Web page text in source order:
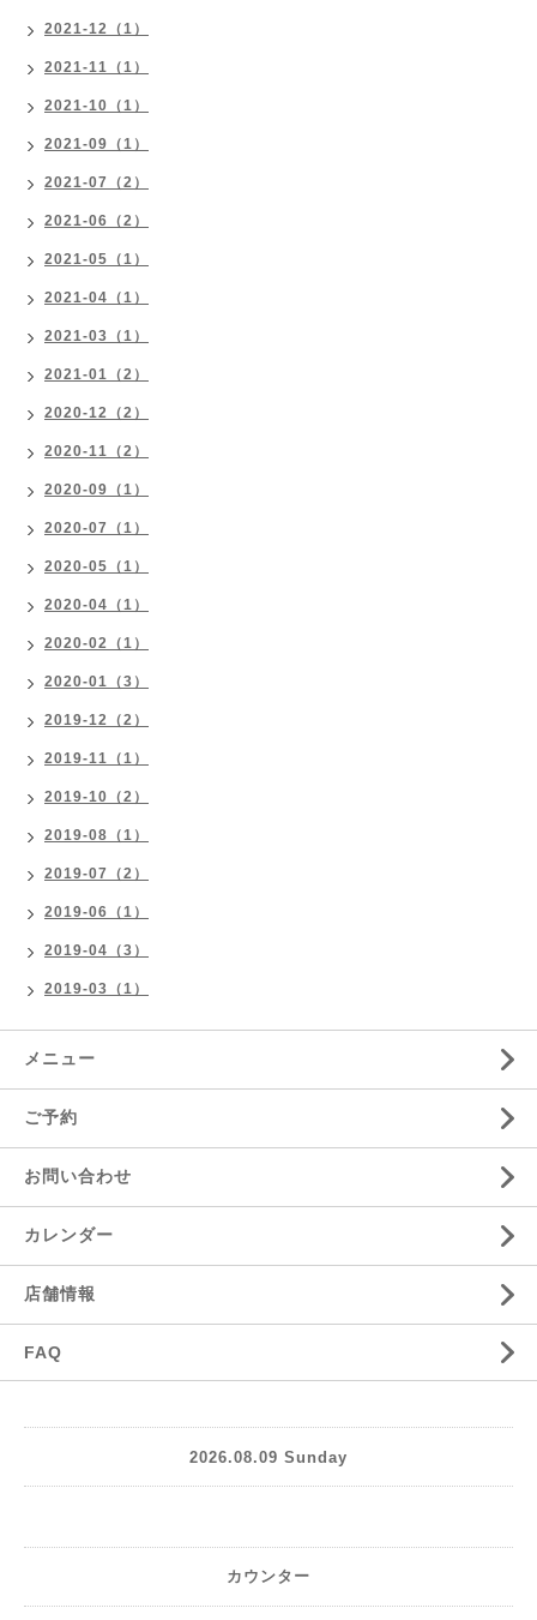
2021-12（1）
2021-11（1）
2021-10（1）
2021-09（1）
2021-07（2）
2021-06（2）
2021-05（1）
2021-04（1）
2021-03（1）
2021-01（2）
2020-12（2）
2020-11（2）
2020-09（1）
2020-07（1）
2020-05（1）
2020-04（1）
2020-02（1）
2020-01（3）
2019-12（2）
2019-11（1）
2019-10（2）
2019-08（1）
2019-07（2）
2019-06（1）
2019-04（3）
2019-03（1）
メニュー
ご予約
お問い合わせ
カレンダー
店舗情報
FAQ
2026.08.09 Sunday
カウンター